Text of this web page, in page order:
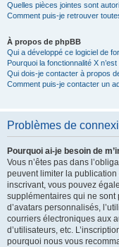
Quelles pièces jointes sont
Comment puis-je retrouver
À propos de phpBB
Qui a développé ce logiciel de
Pourquoi la fonctionnalité X
Qui dois-je contacter à propos
Comment puis-je contacter un
Problèmes de
Pourquoi ai-je besoin de
Vous n’êtes pas dans
peuvent limiter la
inscrivant, vous pouvez
supplémentaires qui ne sont
d’avatars personnalisés,
courriers électroniques aux
d’utilisateurs, etc.
pourquoi nous vous